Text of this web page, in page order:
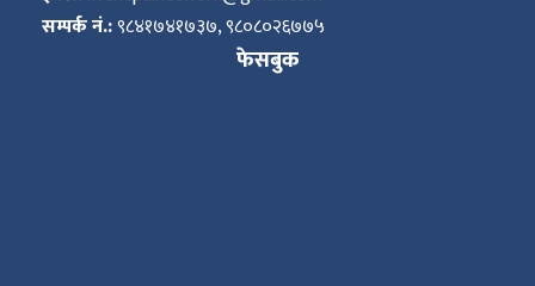
सम्पर्क नं.:९८४१७४१७३७, ९८०८०२६७७५
फेसबुक